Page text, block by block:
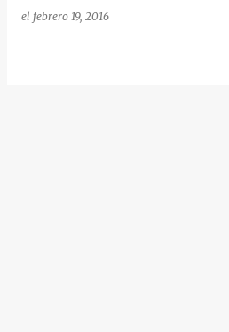
el febrero 19, 2016